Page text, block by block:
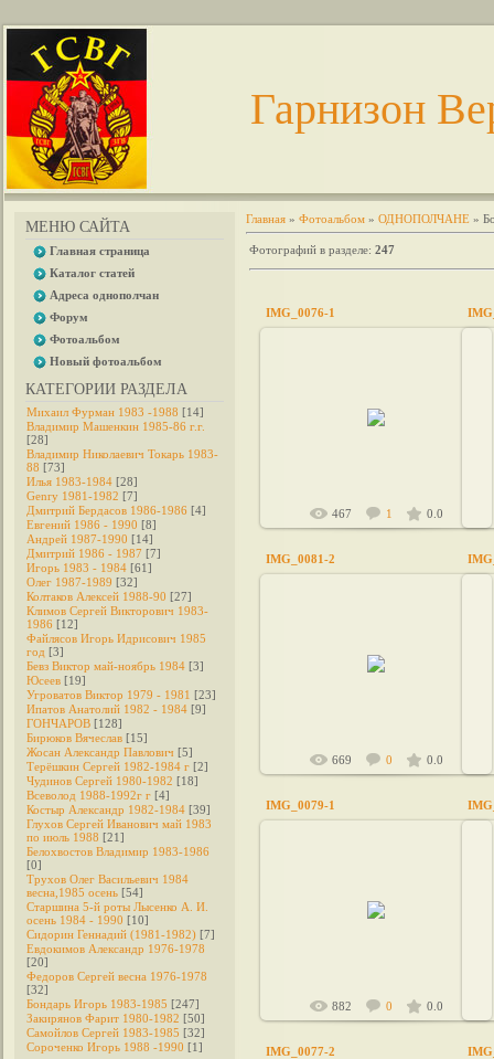
Гарнизон
МЕНЮ САЙТА
Главная страница
Каталог статей
Адреса однополчан
Форум
Фотоальбом
Новый фотоальбом
КАТЕГОРИИ РАЗДЕЛА
Михаил Фурман 1983 -1988 [14]
Владимир Машенкин 1985-86 г.г.
[28]
Владимир Николаевич Токарь 1983-
88 [73]
Илья 1983-1984 [28]
Genry 1981-1982 [7]
Дмитрий Бердасов 1986-1986 [4]
Евгений 1986 - 1990 [8]
Андрей 1987-1990 [14]
Дмитрий 1986 - 1987 [7]
Игорь 1983 - 1984 [61]
Олег 1987-1989 [32]
Колтаков Алексей 1988-90 [27]
Климов Сергей Викторович 1983-
1986 [12]
Файлясов Игорь Идрисович 1985
год [3]
Бевз Виктор май-ноябрь 1984 [3]
Юсеев [19]
Угроватов Виктор 1979 - 1981 [23]
Ипатов Анатолий 1982 - 1984 [9]
ГОНЧАРОВ [128]
Бирюков Вячеслав [15]
Жосан Александр Павлович [5]
Терёшкин Сергей 1982-1984 г [2]
Чудинов Сергей 1980-1982 [18]
Всеволод 1988-1992г г [4]
Костыр Александр 1982-1984 [39]
Глухов Сергей Иванович май 1983
по июль 1988 [21]
Белохвостов Владимир 1983-1986
[0]
Трухов Олег Васильевич 1984
весна,1985 осень [54]
Старшина 5-й роты Лысенко А. И.
осень 1984 - 1990 [10]
Сидорин Геннадий (1981-1982) [7]
Евдокимов Александр 1976-1978
[20]
Федоров Cергей весна 1976-1978
[32]
Бондарь Игорь 1983-1985 [247]
Закирянов Фарит 1980-1982 [50]
Самойлов Сергей 1983-1985 [32]
Сороченко Игорь 1988 -1990 [1]
Главная » Фотоальбом » ОДНОПОЛЧАНЕ »
Фотографий в разделе: 247
IMG_0076-1
467 1 0.0
IMG_0081-2
669 0 0.0
IMG_0079-1
882 0 0.0
IMG_0077-2